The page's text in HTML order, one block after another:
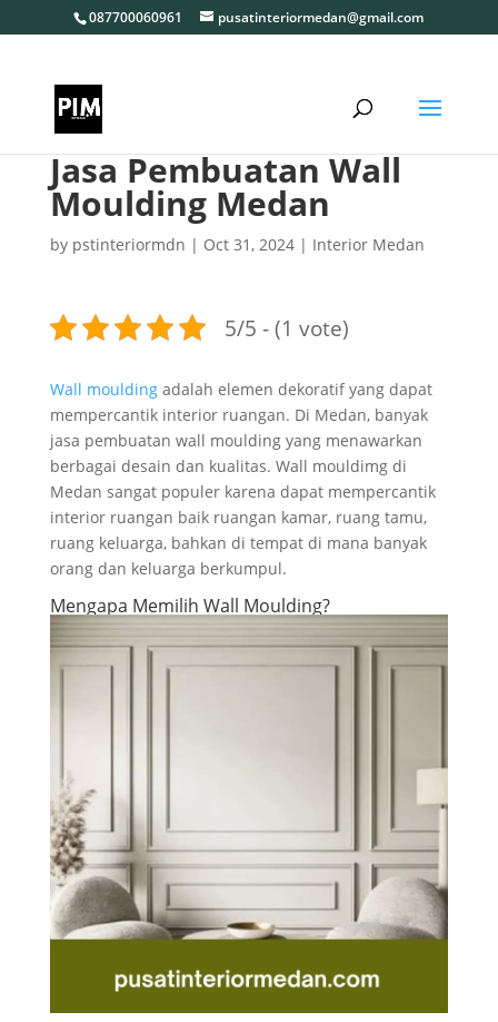
087700060961 pusatinteriormedan@gmail.com
Jasa Pembuatan Wall
Moulding Medan
by pstinteriormdn | Oct 31, 2024| Interior Medan
5/5 - (1 vote)
Wall mouldingadalah elemen dekoratif yang dapat
mempercantik interior ruangan. Di Medan, banyak
jasa pembuatan wall moulding yang menawarkan
berbagai desain dan kualitas. Wall mouldimg di
Medan sangat populer karena dapat mempercantik
interior ruangan baik ruangan kamar, ruang tamu,
ruang keluarga, bahkan di tempat di mana banyak
orang dan keluarga berkumpul.
Mengapa Memilih Wall Moulding?